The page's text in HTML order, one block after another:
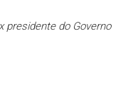
presidente do Governo